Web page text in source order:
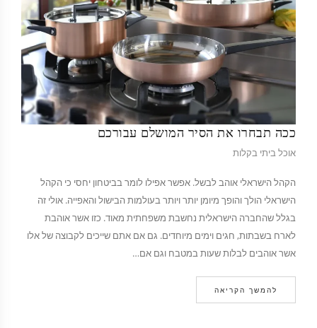
ככה תבחרו את הסיר המושלם עבורכם
אוכל ביתי בקלות
הקהל הישראלי אוהב לבשל. אפשר אפילו לומר בביטחון יחסי כי הקהל
הישראלי הולך והופך מיומן יותר ויותר בעולמות הבישול והאפייה. אולי זה
בגלל שהחברה הישראלית נחשבת משפחתית מאוד. כזו אשר אוהבת
לארח בשבתות, חגים וימים מיוחדים. גם אם אתם שייכים לקבוצה של אלו
אשר אוהבים לבלות שעות במטבח וגם אם…
להמשך הקריאה